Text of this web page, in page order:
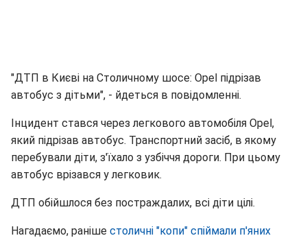
"ДТП в Києві на Столичному шосе: Opel підрізав
автобус з дітьми", - йдеться в повідомленні.
Інцидент стався через легкового автомобіля Opel,
який підрізав автобус. Транспортний засіб, в якому
перебували діти, з'їхало з узбіччя дороги. При цьому
автобус врізався у легковик.
ДТП обійшлося без постраждалих, всі діти цілі.
Нагадаємо, раніше столичні "копи" спіймали п'яних